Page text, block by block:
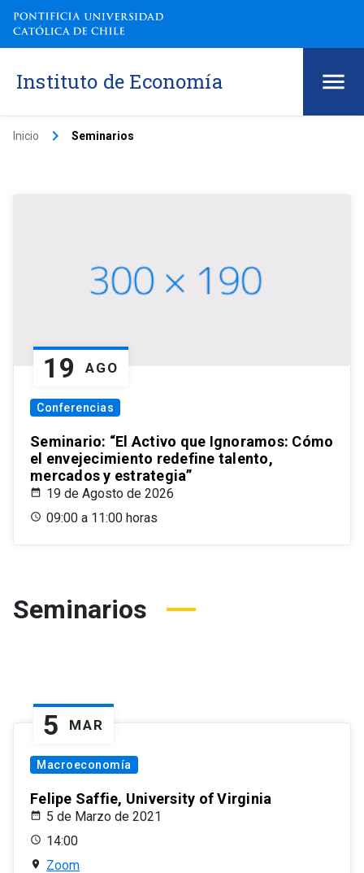
Instituto de Economía
Inicio keyboard_arrow_right Seminarios
19 AGO
Conferencias
Seminario: “El Activo que Ignoramos: Cómo
el envejecimiento redefine talento,
mercados y estrategia”
19 de Agosto de 2026
09:00 a 11:00 horas
Seminarios
5 MAR
Macroeconomía
Felipe Saffie, University of Virginia
5 de Marzo de 2021
14:00
Zoom